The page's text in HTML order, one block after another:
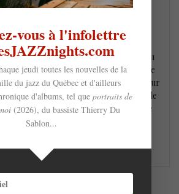
7 octobre 2021
initialement un accueil plutôt mitigé au
du groupe Aratta Rebirth fondé par le
Hamasyan, la récente réédition sur
constitue une excellente occasion de
ans plus tard, sur cet essai explosif de
des genres. Red Hail…
vous à l'infolettre
jeudi toutes les nouvelles de la
du jazz du Québec et d'ailleurs
d'albums, tel queportraits de
(2026), du bassiste Thierry Du
Sablon...